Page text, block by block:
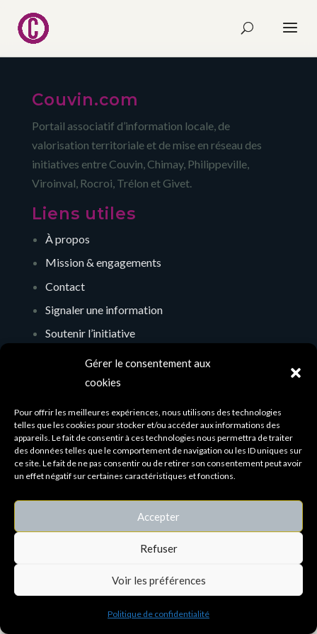
Gérer le consentement aux
cookies
Pour offrir les meilleures expériences, nous utilisons des technologies
telles que les cookies pour stocker et/ou accéder aux informations des
appareils. Le fait de consentir à ces technologies nous permettra de traiter
des données telles que le comportement de navigation ou les ID uniques sur
ce site. Le fait de ne pas consentir ou de retirer son consentement peut avoir
un effet négatif sur certaines caractéristiques et fonctions.
Accepter
Refuser
Voir les préférences
Politique de confidentialité
Couvin.com
Portail associatif d’information locale, de
valorisation territoriale et de mise en réseau des
initiatives entre Couvin, Chimay, Philippeville,
Viroinval, Rocroi, Trélon et Givet.
Liens utiles
À propos
Mission & engagements
Contact
Signaler une information
Soutenir l’initiative
Mentions légales
Politique de confidentialité
Contact & réseau
christophe@couvin.com
Couvin — territoire transfrontalier
Relier les habitants, les initiatives et les ressources
© Couvin.com ASBL — BE 0504.876.288